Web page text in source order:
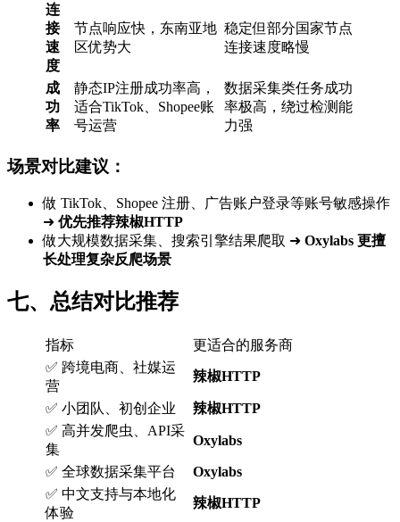
连
接
速
度
节点响应快，东南亚地
区优势大
稳定但部分国家节点
连接速度略慢
成
功
率
静态IP注册成功率高，
适合TikTok、Shopee账
号运营
数据采集类任务成功
率极高，绕过检测能
力强
场景对比建议：
做 TikTok、Shopee 注册、广告账户登录等账号敏感操作
➜ 优先推荐辣椒HTTP
做大规模数据采集、搜索引擎结果爬取 ➜ Oxylabs 更擅
长处理复杂反爬场景
七、总结对比推荐
指标
更适合的服务商
✅ 跨境电商、社媒运
营
辣椒HTTP
✅ 小团队、初创企业
辣椒HTTP
✅ 高并发爬虫、API采
集
Oxylabs
✅ 全球数据采集平台
Oxylabs
✅ 中文支持与本地化
体验
辣椒HTTP